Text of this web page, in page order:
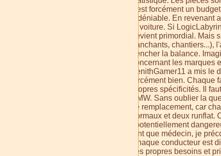
c'est forcément un
indéniable. En revenant
la voiture. Si
devient primordial. Mais
tranchants, chantiers...),
pencher la balance.
concernant les marques
ZenithGamer11 a mis le
forcément bien.
propres spécificités. Il
BMW. Sans oublier la
ce remplacement, car
normaux et deux
: potentiellement
tant que médecin, je
Chaque conducteur est
ses propres besoins et